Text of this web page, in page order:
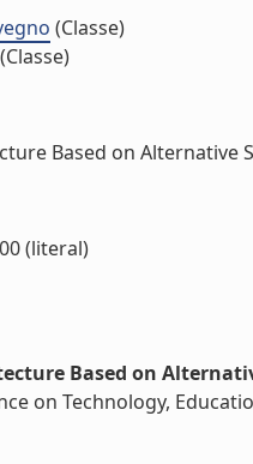
(Classe)
(Classe)
Based on
(literal)
Based on
on Technology,